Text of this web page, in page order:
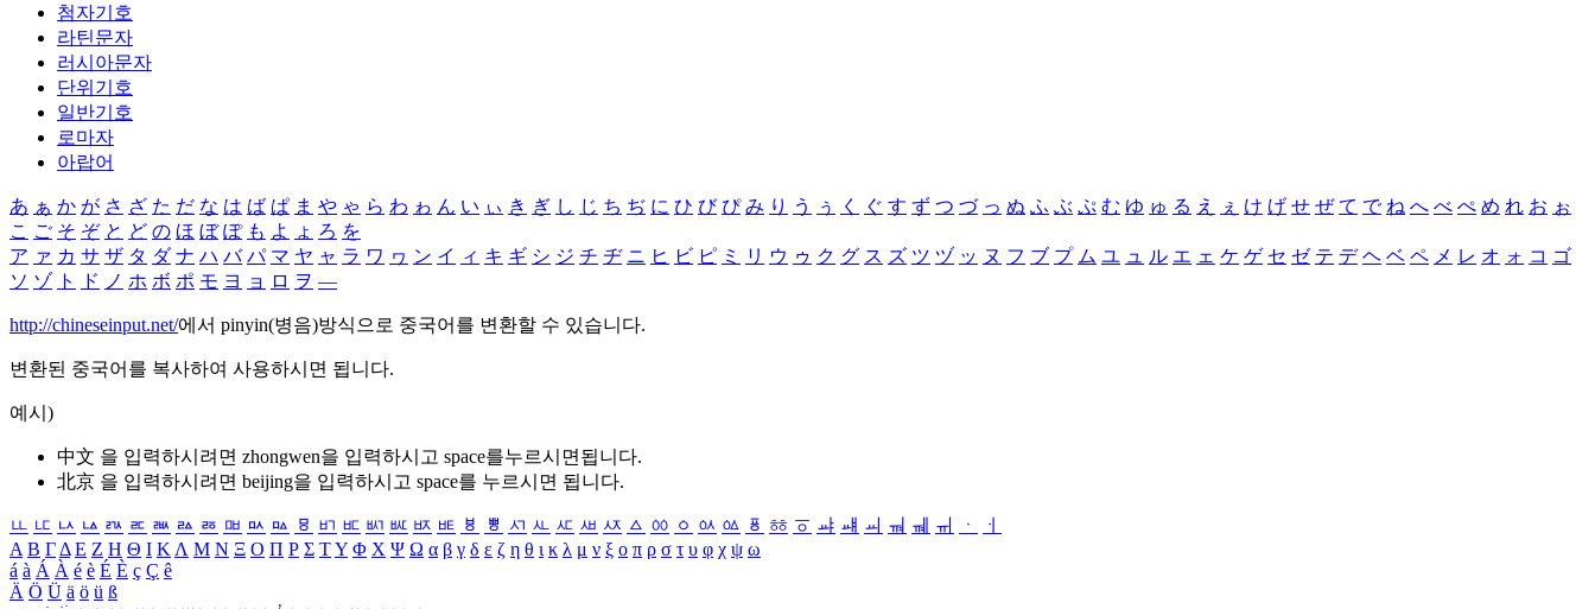
첨자기호
라틴문자
러시아문자
단위기호
일반기호
로마자
아랍어
あ ぁ か が さ ざ た だ な は ば ぱ ま や ゃ ら わ ゎ ん い ぃ き ぎ し じ ち ぢ に ひ び ぴ み り う ぅ く ぐ す ず つ づ っ ぬ ふ ぶ ぷ む ゆ ゅ る え ぇ け げ せ ぜ て で ね へ べ ぺ め れ お ぉ
こ ご そ ぞ と ど の ほ ぼ ぽ も よ ょ ろ を
ア ァ カ サ ザ タ ダ ナ ハ バ パ マ ヤ ャ ラ ワ ヮ ン イ ィ キ ギ シ ジ チ ヂ ニ ヒ ビ ピ ミ リ ウ ゥ ク グ ス ズ ツ ヅ ッ ヌ フ ブ プ ム ユ ュ ル エ ェ ケ ゲ セ ゼ テ デ ヘ ベ ペ メ レ オ ォ コ ゴ
ソ ゾ ト ド ノ ホ ボ ポ モ ヨ ョ ロ ヲ ―
http://chineseinput.net/에서 pinyin(병음)방식으로 중국어를 변환할 수 있습니다.
변환된 중국어를 복사하여 사용하시면 됩니다.
예시)
中文 을 입력하시려면 zhongwen을 입력하시고 space를누르시면됩니다.
北京 을 입력하시려면 beijing을 입력하시고 space를 누르시면 됩니다.
ㅥ ㅦ ㅧ ㅨ ㅩ ㅪ ㅫ ㅬ ㅭ ㅮ ㅯ ㅰ ㅱ ㅲ ㅳ ㅴ ㅵ ㅶ ㅷ ㅸ ㅹ ㅺ ㅻ ㅼ ㅽ ㅾ ㅿ ㆀ ㆁ ㆂ ㆃ ㆄ ㆅ ㆆ ㆇ ㆈ ㆉ ㆊ ㆋ ㆌ ㆍ
ㆎ
Α Β ΓΔ Ε Ζ Η Θ Ι ΚΛ Μ Ν Ξ Ο Π Ρ Σ ΤΥ Φ Χ Ψ Ω α β γ δ ε ζ η θ ι κ λ μ ν ξ ο π ρ σ τ υ φ χ ψ ω
á à Á À é è É È ç Ç ê
Ä Ö Ü ä ö ü ß